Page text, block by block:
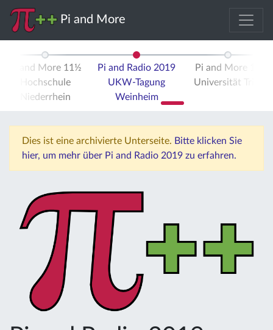
Pi and More
Pi and More 11½
Hochschule
Niederrhein
Pi and Radio 2019
UKW-Tagung
Weinheim
Pi and More 12
Universität Trier
Dies ist eine archivierte Unterseite. Bitte klicken Sie
hier, um mehr über Pi and Radio 2019 zu erfahren.